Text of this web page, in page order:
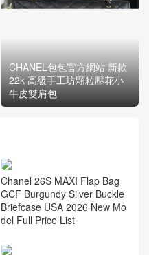
CHANEL包包官方網站 新款
22k 高級手工坊顆粒壓花小
牛皮雙肩包
Chanel 26S MAXI Flap Bag
GCF Burgundy Silver Buckle
Briefcase USA 2026 New Mo
del Full Price List